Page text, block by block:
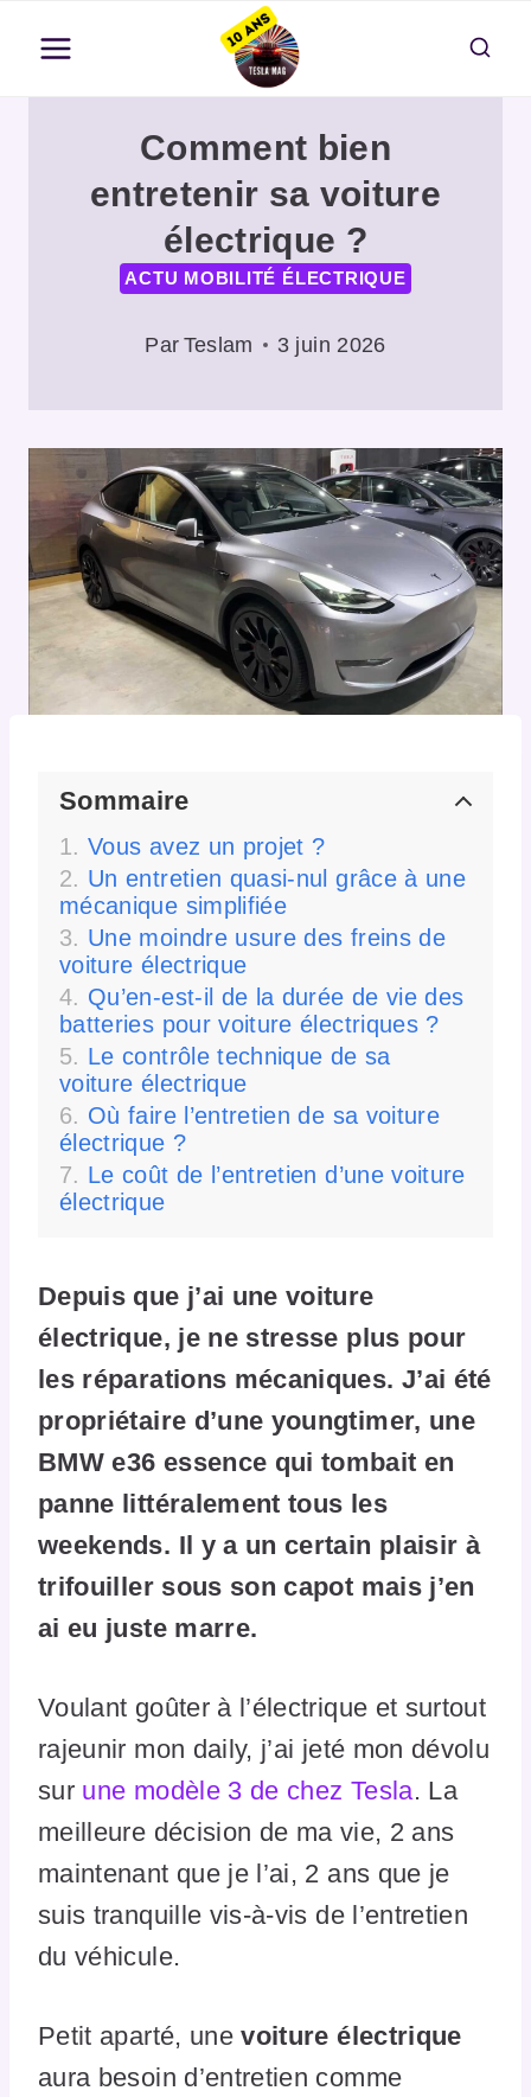
contenu
Comment bien
entretenir sa voiture
électrique ?
ACTU MOBILITÉ ÉLECTRIQUE
Par Teslam 3 juin 2026
Sommaire
Vous avez un projet ?
Un entretien quasi-nul grâce à une
mécanique simplifiée
Une moindre usure des freins de
voiture électrique
Qu’en-est-il de la durée de vie des
batteries pour voiture électriques ?
Le contrôle technique de sa
voiture électrique
Où faire l’entretien de sa voiture
électrique ?
Le coût de l’entretien d’une voiture
électrique
Depuis que j’ai une voiture
électrique, je ne stresse plus pour
les réparations mécaniques. J’ai été
propriétaire d’une youngtimer, une
BMW e36 essence qui tombait en
panne littéralement tous les
weekends. Il y a un certain plaisir à
trifouiller sous son capot mais j’en
ai eu juste marre.
Voulant goûter à l’électrique et surtout
rajeunir mon daily, j’ai jeté mon dévolu
sur une modèle 3 de chez Tesla. La
meilleure décision de ma vie, 2 ans
maintenant que je l’ai, 2 ans que je
suis tranquille vis-à-vis de l’entretien
du véhicule.
Petit aparté, unevoiture électrique
aura besoin d’entretien comme